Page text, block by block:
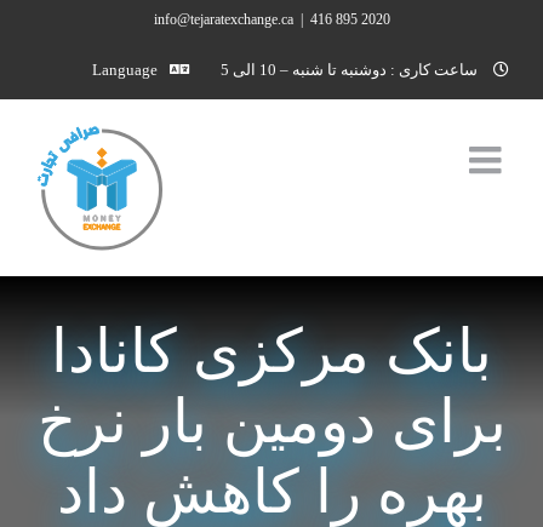
content
2020 895 416
info@tejaratexchange.ca
ساعت کاری : دوشنبه تا شنبه – 10 الی 5 Language
بانک مرکزی کانادا
برای دومین بار نرخ
بهره را کاهش داد